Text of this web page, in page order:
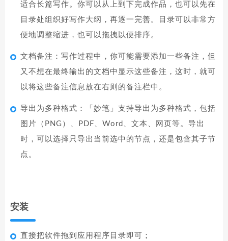
适合长篇写作。你可以从上到下完成作品，也可以先在
目录处组织好写作大纲，再逐一完善。目录可以非常方
便地调整缩进，也可以拖拽以便排序。
文档备注：写作过程中，你可能需要添加一些备注，但
又不想在最终输出的文档中显示这些备注，这时，就可
以将这些备注信息放在右则的备注栏中。
导出为多种格式：「妙笔」支持导出为多种格式，包括
图片（PNG）、PDF、Word、文本、网页等。导出
时，可以选择只导出当前选中的节点，还是包含其子节
点。
安装
直接把软件拖到应用程序目录即可；